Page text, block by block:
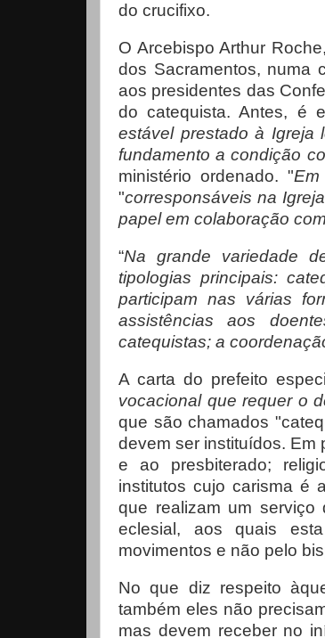
do crucifixo.
O Arcebispo Arthur
dos Sacramentos, numa
aos presidentes das
do catequista. Antes, é
estável prestado à Igreja
fundamento a condição
ministério ordenado. "Em
"corresponsáveis na
papel em colaboração
“Na grande variedade
tipologias principais:
participam nas várias
assistências aos
catequistas; a
A carta do prefeito
vocacional que requer o
que são chamados
devem ser instituídos. Em
e ao presbiterado;
institutos cujo carisma é
que realizam um serviço
eclesial, aos quais
movimentos e não pelo
No que diz respeito
também eles não
mas devem receber no